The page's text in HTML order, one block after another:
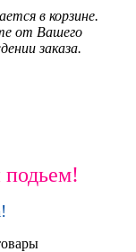
в корзине.
от Вашего
заказа.
подьем!